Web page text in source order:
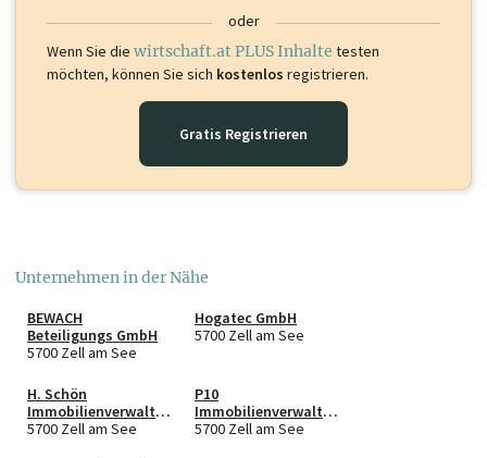
oder
Wenn Sie die wirtschaft.at PLUS Inhalte testen
möchten, können Sie sich kostenlos registrieren.
Gratis Registrieren
Unternehmen in der Nähe
BEWACH
Beteiligungs GmbH
5700 Zell am See
Hogatec GmbH
5700 Zell am See
H. Schön
Immobilienverwaltu
ngs GMBH
5700 Zell am See
P10
Immobilienverwaltu
ng OG
5700 Zell am See